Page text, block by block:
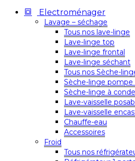
Electroménager
Lavage – séchage
Tous nos lave-linge
Lave-linge top
Lave-linge frontal
Lave-linge séchant
Tous nos Sèche-
Sèche-linge pompe
Sèche-linge à
Lave-vaisselle
Lave-vaisselle
Chauffe-eau
Accessoires
Froid
Tous nos